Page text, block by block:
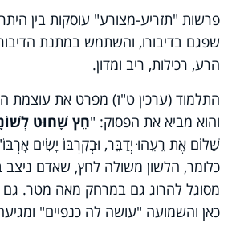
פרשות "תזריע-מצורע" עוסקות בין
שפגם בדיבורו, והשתמש במתנת
הרע, רכילות, ריב ומדון.
התלמוד (ערכין ט"ז) מפרט את
והוא מביא את הפסוק: "חֵץ שָׁחוּט
שָׁלוֹם אֶת רֵעֵהוּ יְדַבֵּר, וּבְקִרְבּוֹ יָשִׂים
כלומר, הלשון משולה לחץ, שאדם ניצב
מסוגל להרוג גם במרחק מאה מטר.
כאן והשמועה "עושה לה כנפיים"